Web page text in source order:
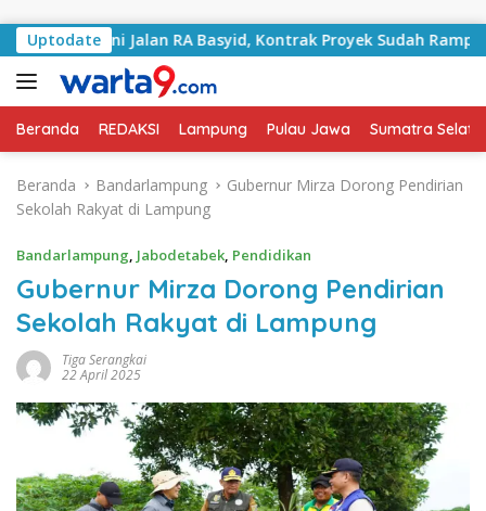
Uptodate
Jalan RA Basyid, Kontrak Proyek Sudah Rampung
Beranda REDAKSI Lampung Pulau Jawa Sumatra
Beranda Bandarlampung
Gubernur Mirza Dorong Pendirian
Sekolah Rakyat di Lampung
Bandarlampung, Jabodetabek, Pendidikan
Gubernur Mirza Dorong Pendirian
Sekolah Rakyat di Lampung
Tiga Serangkai
22 April 2025